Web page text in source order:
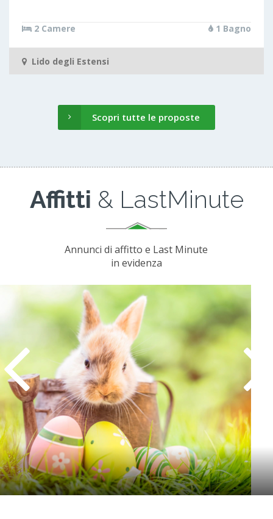
2 Camere 1 Bagno
Lido degli Estensi
Scopri tutte le proposte
Affitti & LastMinute
Annunci di affitto e Last Minute
in evidenza